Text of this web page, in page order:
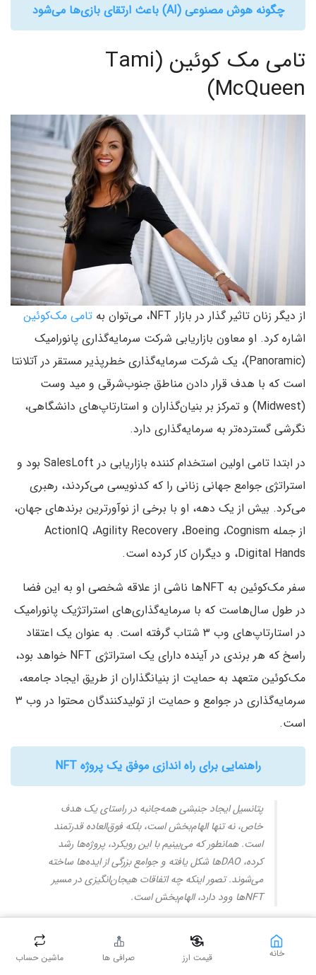
چگونه هوش مصنوعی (AI) باعث ارتقای بازی‌ها می‌شود
تامی مک کوئین (Tami
McQueen)
از دیگر زنان تاثیر گذار در بازار NFT، می‌توان به
تامی مک‌کوئین
اشاره کرد. او معاون بازاریابی شرکت سرمایه‌گذاری پانورامیک
(Panoramic)، یک شرکت سرمایه‌گذاری خطرپذیر مستقر در آتلانتا
است که با هدف قرار دادن مناطق جنوب‌شرقی و مید وست
(Midwest) و تمرکز بر بنیان‌گذاران و استارتاپ‌های دانشگاهی،
نگرشی گسترده‌تر به سرمایه‌گذاری دارد.
در ابتدا تامی اولین استخدام کننده بازاریابی در SalesLoft بود و
استراتژی جوامع جهانی زنانی را که کدنویسی می‌کردند، رهبری
می‌کرد. بیش از یک دهه، او با برخی از نوآورترین برندهای جهان،
از جمله ActionIQ ،Agility Recovery ،Boeing ،Cognism
،Digital Hands و دیگران کار کرده است.
سفر مک‌کوئین به NFTها ناشی از علاقه شخصی او به این فضا
در طول سال‌هاست که با سرمایه‌گذاری‌های استراتژیک پانورامیک
در استارتاپ‌های وب ۳ شتاب گرفته است. به عنوان یک اعتقاد
راسخ که هر برندی در آینده دارای یک استراتژی NFT خواهد بود،
مک‌کوئین متعهد به حمایت از بنیانگذاران از طریق ایجاد جامعه،
سرمایه‌گذاری در جوامع و حمایت از تولیدکنندگان محتوا در وب ۳
است.
راهنمایی برای راه اندازی موفق یک پروژه NFT
پتانسیل ایجاد جنبشی همه‌جانبه در راستای یک هدف
خاص، نه تنها الهام‌بخش است، بلکه فوق‌العاده قدرتمند
است. همانطور که می‌بینیم با این رویکرد، پروژه‌ها رشد
کرده، DAOها شکل یافته و جوامع بزرگی از ایده‌ها ساخته
می‌شوند. تصور اینکه چه اتفاقات هیجان‌انگیزی در مسیر
NFTها وود دارد، الهام‌بخش است.
میشل ابس (Michelle Abbs)
خانه قیمت ارز صرافی ها ماشین حساب